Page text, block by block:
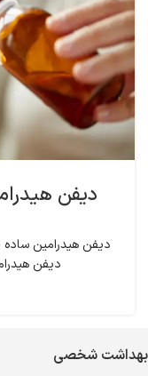
دیفن
دیفن هیدرامین
دیفن
بهداشت شخصی